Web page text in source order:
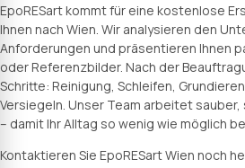
EpoRESart kommt für eine kostenlose
Ihnen nach Wien. Wir analysieren den
Anforderungen und präsentieren Ihnen
oder Referenzbilder. Nach der
Schritte: Reinigung, Schleifen,
Versiegeln. Unser Team arbeitet
– damit Ihr Alltag so wenig wie möglich
Kontaktieren Sie EpoRESart Wien noch